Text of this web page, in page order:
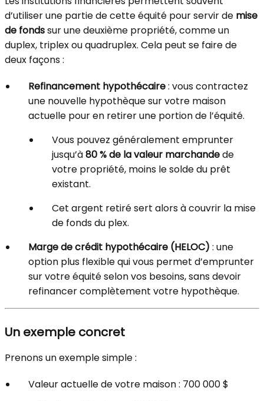
d’utiliser une partie de cette équité pour servir de mise
de fondssur une deuxième propriété, comme un
duplex, triplex ou quadruplex. Cela peut se faire de
deux façons :
Refinancement hypothécaire: vous contractez
une nouvelle hypothèque sur votre maison
actuelle pour en retirer une portion de l’équité.
Vous pouvez généralement emprunter
jusqu’à80 % de la valeur marchandede
votre propriété, moins le solde du prêt
existant.
Cet argent retiré sert alors à couvrir la mise
de fonds du plex.
Marge de crédit hypothécaire (HELOC) : une
option plus flexible qui vous permet d’emprunter
sur votre équité selon vos besoins, sans devoir
refinancer complètement votre hypothèque.
Un exemple concret
Prenons un exemple simple :
Valeur actuelle de votre maison : 700 000 $